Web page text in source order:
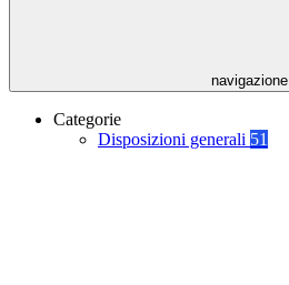
navigazione
Categorie
Disposizioni generali 51